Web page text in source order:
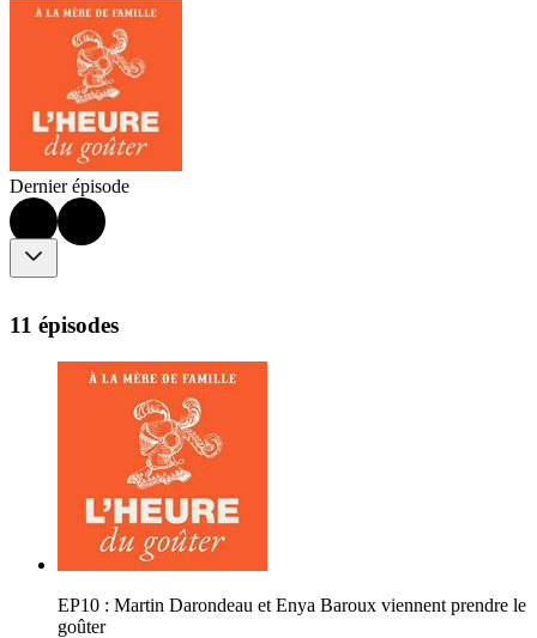
Dernier épisode
11 épisodes
EP10 : Martin Darondeau et Enya Baroux viennent prendre le
goûter